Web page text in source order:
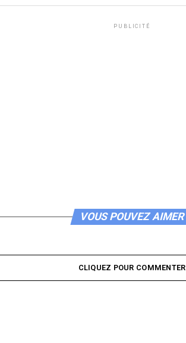
PUBLICITÉ
VOUS POUVEZ AIMER
CLIQUEZ POUR COMMENTER